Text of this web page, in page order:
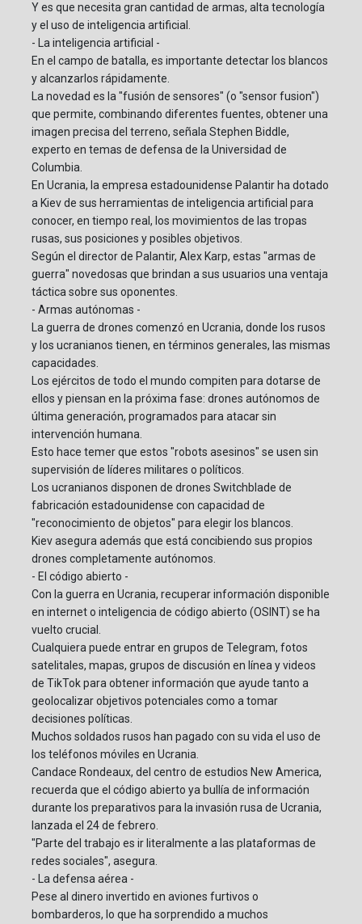
Y es que necesita gran cantidad de armas, alta tecnología
y el uso de inteligencia artificial.
- La inteligencia artificial -
En el campo de batalla, es importante detectar los blancos
y alcanzarlos rápidamente.
La novedad es la "fusión de sensores" (o "sensor fusion")
que permite, combinando diferentes fuentes, obtener una
imagen precisa del terreno, señala Stephen Biddle,
experto en temas de defensa de la Universidad de
Columbia.
En Ucrania, la empresa estadounidense Palantir ha dotado
a Kiev de sus herramientas de inteligencia artificial para
conocer, en tiempo real, los movimientos de las tropas
rusas, sus posiciones y posibles objetivos.
Según el director de Palantir, Alex Karp, estas "armas de
guerra" novedosas que brindan a sus usuarios una ventaja
táctica sobre sus oponentes.
- Armas autónomas -
La guerra de drones comenzó en Ucrania, donde los rusos
y los ucranianos tienen, en términos generales, las mismas
capacidades.
Los ejércitos de todo el mundo compiten para dotarse de
ellos y piensan en la próxima fase: drones autónomos de
última generación, programados para atacar sin
intervención humana.
Esto hace temer que estos "robots asesinos" se usen sin
supervisión de líderes militares o políticos.
Los ucranianos disponen de drones Switchblade de
fabricación estadounidense con capacidad de
"reconocimiento de objetos" para elegir los blancos.
Kiev asegura además que está concibiendo sus propios
drones completamente autónomos.
- El código abierto -
Con la guerra en Ucrania, recuperar información disponible
en internet o inteligencia de código abierto (OSINT) se ha
vuelto crucial.
Cualquiera puede entrar en grupos de Telegram, fotos
satelitales, mapas, grupos de discusión en línea y videos
de TikTok para obtener información que ayude tanto a
geolocalizar objetivos potenciales como a tomar
decisiones políticas.
Muchos soldados rusos han pagado con su vida el uso de
los teléfonos móviles en Ucrania.
Candace Rondeaux, del centro de estudios New America,
recuerda que el código abierto ya bullía de información
durante los preparativos para la invasión rusa de Ucrania,
lanzada el 24 de febrero.
"Parte del trabajo es ir literalmente a las plataformas de
redes sociales", asegura.
- La defensa aérea -
Pese al dinero invertido en aviones furtivos o
bombarderos, lo que ha sorprendido a muchos